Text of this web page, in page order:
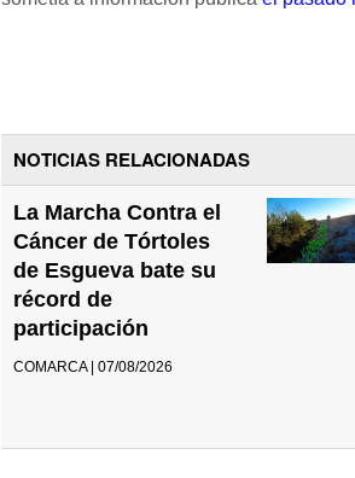
NOTICIAS RELACIONADAS
La Marcha Contra el
Cáncer de Tórtoles
de Esgueva bate su
récord de
participación
COMARCA | 07/08/2026